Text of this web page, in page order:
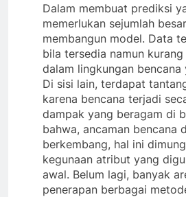
Dalam membuat prediksi
memerlukan sejumlah
membangun model. Data
bila tersedia namun
dalam lingkungan
Di sisi lain, terdapat
karena bencana terjadi
dampak yang beragam di
bahwa, ancaman bencana
berkembang, hal ini
kegunaan atribut yang
awal. Belum lagi, banyak
penerapan berbagai